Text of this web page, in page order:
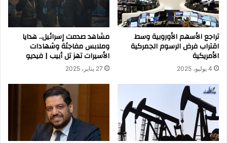
تراجع الأسهم الأوروبية وسط
اقتراب فرض الرسوم الجمركية
الأمريكية
4 يوليو، 2025
مشاهد صدمت إسرائيل.. هدايا
وملابس مفاجئة وشهادات
الأسيرات تهز تل أبيب | فيديو
27 يناير، 2025